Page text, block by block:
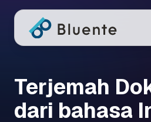
Terjemah
dari bahasa